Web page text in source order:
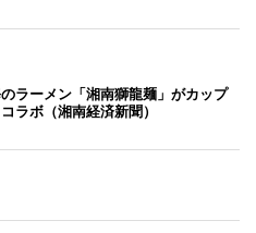
ラーメン「湘南獅龍麺」がカップ
ラボ（湘南経済新聞）